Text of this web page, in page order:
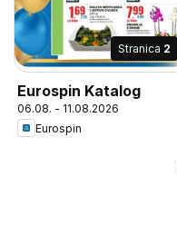
Stranica 2
Eurospin Katalog
06.08. - 11.08.2026
Eurospin